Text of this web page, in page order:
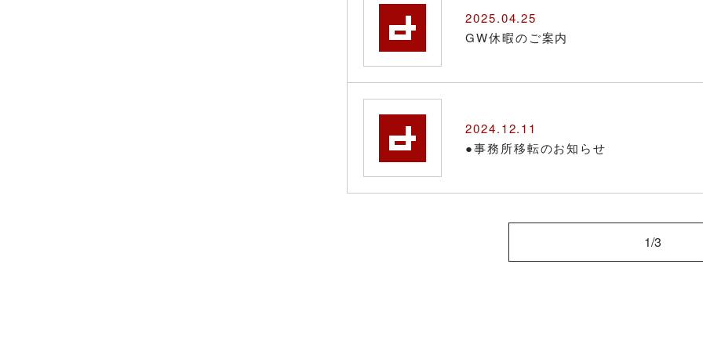
2025.04.25
GW休暇のご案内
2024.12.11
●事務所移転のお知らせ
1/3